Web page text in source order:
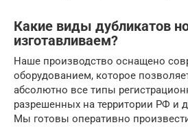
Какие виды дубликатов
изготавливаем?
Наше производство оснащено
оборудованием, которое
абсолютно все типы
разрешенных на территории РФ и
Мы готовы оперативно